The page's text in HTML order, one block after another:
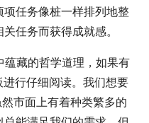
任务像桩一样排列地整
任务而获得成就感。
蕴藏的哲学道理，如果有
行仔细阅读。我们想要
市面上有着种类繁多的